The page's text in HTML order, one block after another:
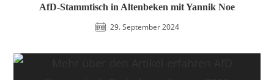
AfD-Stammtisch in Altenbeken mit Yannik Noe
29. September 2024